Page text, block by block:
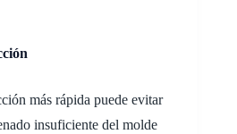
más rápida puede evitar
insuficiente del molde